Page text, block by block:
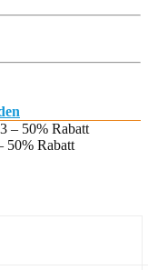
50% Rabatt